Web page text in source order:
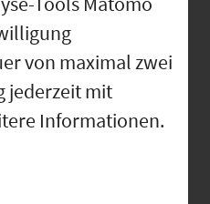
von maximal zwei
jederzeit mit
Informationen.